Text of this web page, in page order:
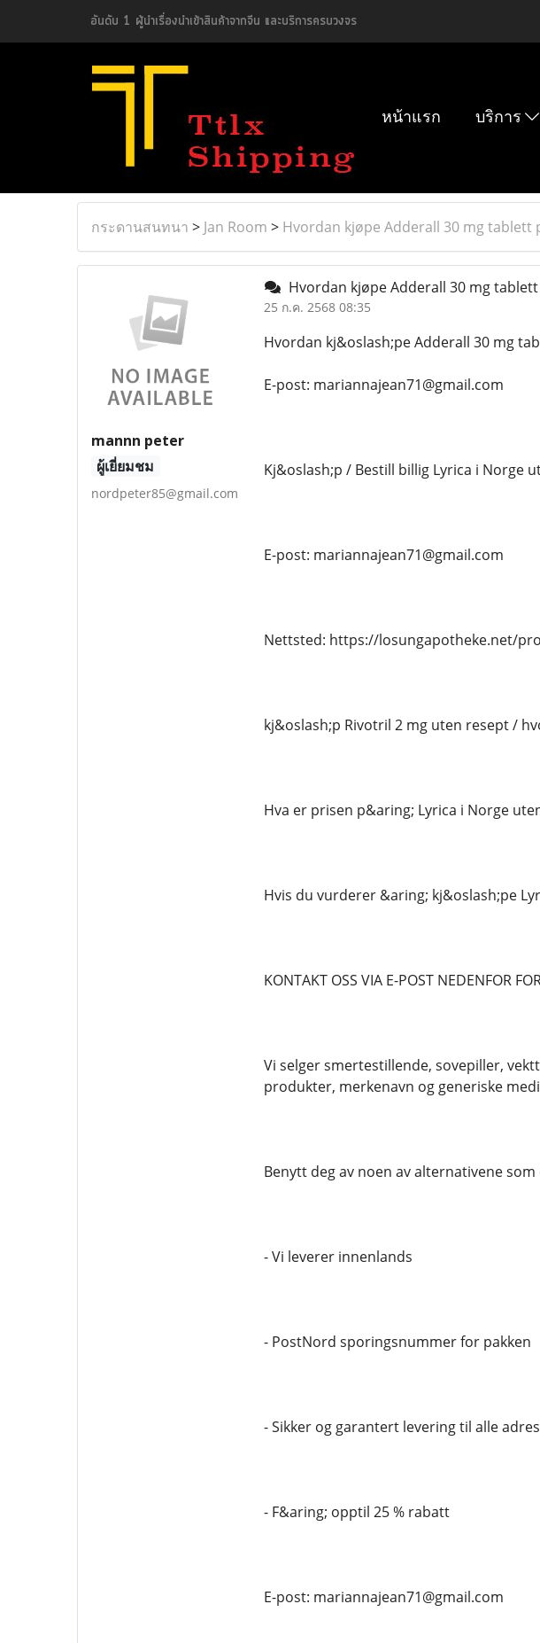
อันดับ 1 ผู้นำเรื่องนำเข้าสินค้าจากจีน และบริการครบวงจร
หน้าแรก บริการ
กระดานสนทนา > Jan Room > Hvordan kjøpe Adderall 30 mg tablett
mannn peter
ผู้เยี่ยมชม
nordpeter85@gmail.com
Hvordan kjøpe Adderall 30 mg
25 ก.ค. 2568 08:35
Hvordan kj&oslash;pe Adderall 30 mg
E-post: mariannajean71@gmail.com
Kj&oslash;p / Bestill billig Lyrica i Norge
E-post: mariannajean71@gmail.com
Nettsted: https://losungapotheke.net/
kj&oslash;p Rivotril 2 mg uten resept /
Hva er prisen p&aring; Lyrica i Norge
Hvis du vurderer &aring; kj&oslash;pe
KONTAKT OSS VIA E-POST NEDENFOR
Vi selger smertestillende, sovepiller,
produkter, merkenavn og generiske
Benytt deg av noen av alternativene
- Vi leverer innenlands
- PostNord sporingsnummer for pakken
- Sikker og garantert levering til alle
- F&aring; opptil 25 % rabatt
E-post: mariannajean71@gmail.com